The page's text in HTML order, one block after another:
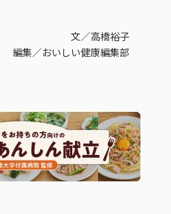
文／高橋裕子
編集／おいしい健康編集部